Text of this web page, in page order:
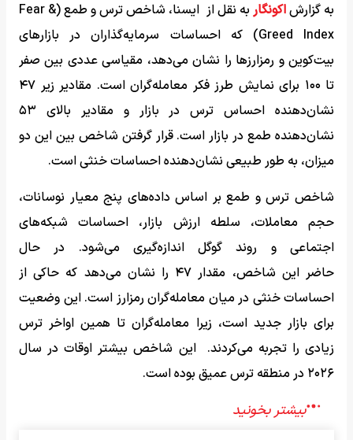
به گزارشاکونگار
به نقل از ایسنا، شاخص ترس و طمع (Fear &
Greed Index) که احساسات سرمایه‌گذاران در بازارهای
بیت‌کوین و رمزارزها را نشان می‌دهد، مقیاسی عددی بین صفر
تا ۱۰۰ برای نمایش طرز فکر معامله‌گران است. مقادیر زیر ۴۷
نشان‌دهنده احساس ترس در بازار و مقادیر بالای ۵۳
نشان‌دهنده طمع در بازار است. قرار گرفتن شاخص بین این دو
میزان، به طور طبیعی نشان‌دهنده احساسات خنثی است.
شاخص ترس و طمع بر اساس داده‌های پنج معیار نوسانات،
حجم معاملات، سلطه ارزش بازار، احساسات شبکه‌های
اجتماعی و روند گوگل اندازه‌گیری می‌شود. در حال
حاضر این شاخص، مقدار ۴۷ را نشان می‌دهد که حاکی از
احساسات خنثی در میان معامله‌گران رمزارز است. این وضعیت
برای بازار جدید است، زیرا معامله‌گران تا همین اواخر ترس
زیادی را تجربه می‌کردند. این شاخص بیشتر اوقات در سال
۲۰۲۶ در منطقه ترس عمیق بوده است.